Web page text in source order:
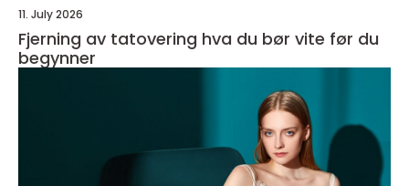
11. July 2026
Fjerning av tatovering hva du bør vite før du
begynner